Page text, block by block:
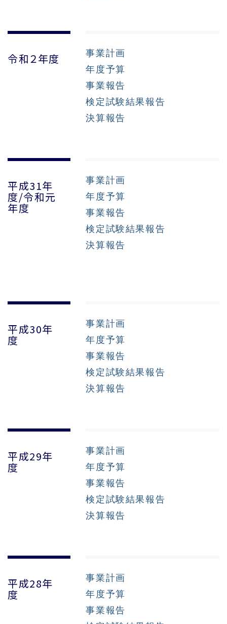
令和２年度
事業計画
年度予算
事業報告
検定試験結果報告
決算報告
平成31年
度/令和元
年度
事業計画
年度予算
事業報告
検定試験結果報告
決算報告
平成30年
度
事業計画
年度予算
事業報告
検定試験結果報告
決算報告
平成29年
度
事業計画
年度予算
事業報告
検定試験結果報告
決算報告
平成28年
度
事業計画
年度予算
事業報告